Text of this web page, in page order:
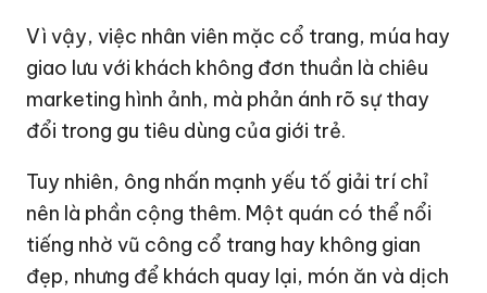
Vì vậy, việc nhân viên mặc cổ trang, múa hay
giao lưu với khách không đơn thuần là chiêu
marketing hình ảnh, mà phản ánh rõ sự thay
đổi trong gu tiêu dùng của giới trẻ.
Tuy nhiên, ông nhấn mạnh yếu tố giải trí chỉ
nên là phần cộng thêm. Một quán có thể nổi
tiếng nhờ vũ công cổ trang hay không gian
đẹp, nhưng để khách quay lại, món ăn và dịch